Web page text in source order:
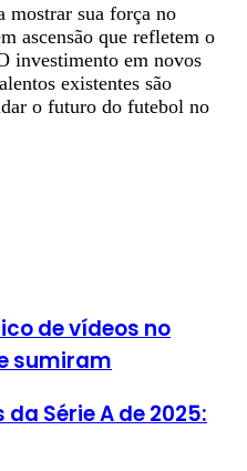
mostrar sua força no
ascensão que refletem o
investimento em novos
existentes são
o futuro do futebol no
de vídeos no
sumiram
Série A de 2025: